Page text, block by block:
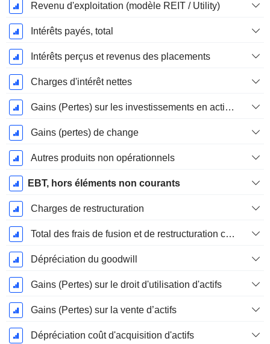
Revenu d'exploitation (modèle REIT / Utility)
Intérêts payés, total
Intérêts perçus et revenus des placements
Charges d'intérêt nettes
Gains (Pertes) sur les investissements en actions
Gains (pertes) de change
Autres produits non opérationnels
EBT, hors éléments non courants
Charges de restructuration
Total des frais de fusion et de restructuration connexes
Dépréciation du goodwill
Gains (Pertes) sur le droit d'utilisation d'actifs
Gains (Pertes) sur la vente d’actifs
Dépréciation coût d'acquisition d'actifs